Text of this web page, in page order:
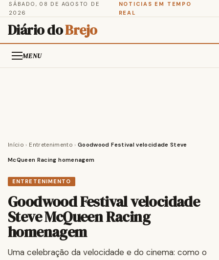
SÁBADO, 08 DE AGOSTO DE
2026
NOTICIAS EM TEMPO
REAL
Diário doBrejo
MENU
Início › Entretenimento › Goodwood Festival velocidade Steve
McQueen Racing homenagem
ENTRETENIMENTO
Goodwood Festival velocidade
Steve McQueen Racing
homenagem
Uma celebração da velocidade e do cinema: como o